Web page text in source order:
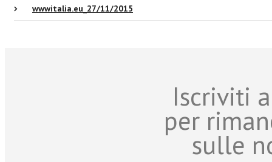
wwwitalia.eu_27/11/2015
Iscriviti
per
sulle